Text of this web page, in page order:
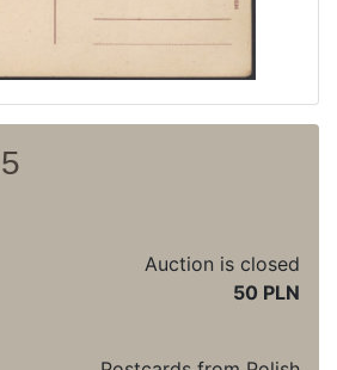
Auction is closed
50 PLN